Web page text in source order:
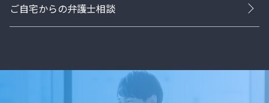
ご自宅からの弁護士相談